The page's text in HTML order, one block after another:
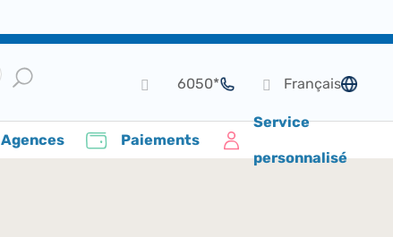
de langue
Français
*6050
Agences Paiements
Service
personnalisé